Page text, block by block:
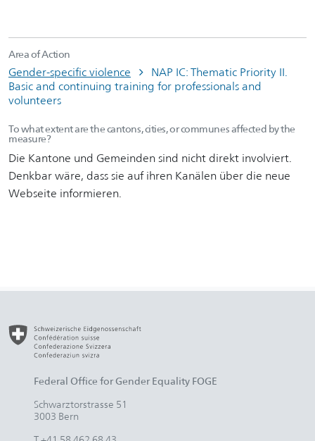
Area of Action
Gender-specific violence
NAP IC: Thematic Priority II.
Basic and continuing training for professionals and
volunteers
To what extent are the cantons, cities, or communes affected by the
measure?
Die Kantone und Gemeinden sind nicht direkt involviert.
Denkbar wäre, dass sie auf ihren Kanälen über die neue
Webseite informieren.
Federal Office for Gender Equality FOGE
Schwarztorstrasse 51
3003 Bern